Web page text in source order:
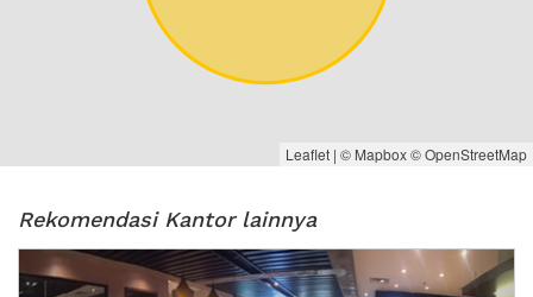
Leaflet | © Mapbox©OpenStreetMap
Rekomendasi Kantor lainnya
Previous Next